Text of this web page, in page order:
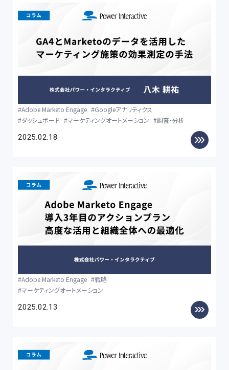
Adobe Marketo Engage
Googleアナリティクス
ダッシュボード
マーケティングオートメーション 調査・分析
2025.02.18
Adobe Marketo Engage
戦略
マーケティングオートメーション
2025.02.13